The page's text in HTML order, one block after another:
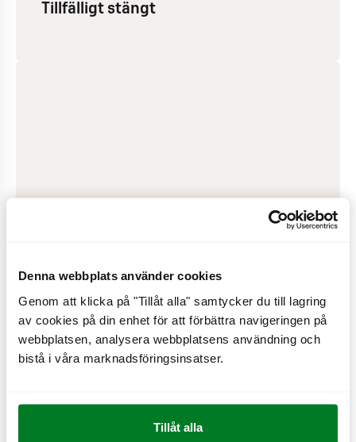
Denna webbplats använder cookies
Genom att klicka på "Tillåt alla" samtycker du till lagring
av cookies på din enhet för att förbättra navigeringen på
webbplatsen, analysera webbplatsens användning och
bistå i våra marknadsföringsinsatser.
Tillåt alla
Tillfälligt stängt
PÅ RESTAURANGEN
Drive-in
Wifi